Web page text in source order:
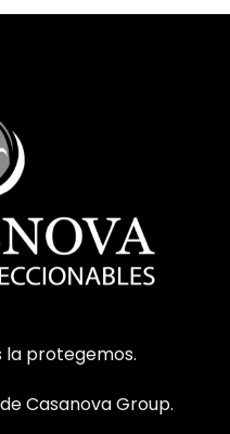
la protegemos.
Casanova Group.